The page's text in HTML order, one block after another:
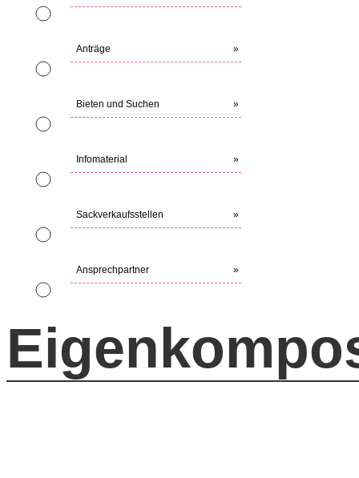
Anträge »
Bieten und Suchen »
Infomaterial »
Sackverkaufsstellen »
Ansprechpartner »